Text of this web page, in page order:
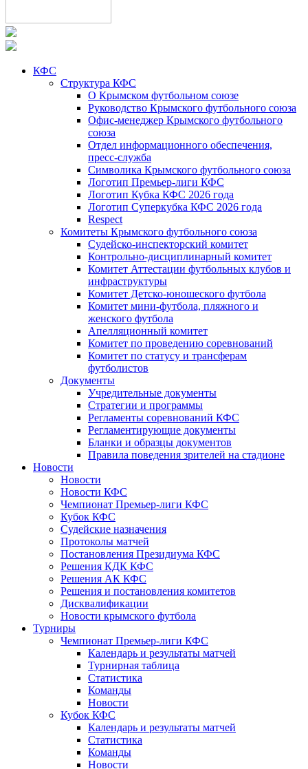
КФС
Структура КФС
О Крымском футбольном союзе
Руководство Крымского футбольного союза
Офис-менеджер Крымского футбольного
союза
Отдел информационного обеспечения,
пресс-служба
Символика Крымского футбольного союза
Логотип Премьер-лиги КФС
Логотип Кубка КФС 2026 года
Логотип Суперкубка КФС 2026 года
Respect
Комитеты Крымского футбольного союза
Судейско-инспекторский комитет
Контрольно-дисциплинарный комитет
Комитет Аттестации футбольных клубов и
инфраструктуры
Комитет Детско-юношеского футбола
Комитет мини-футбола, пляжного и
женского футбола
Апелляционный комитет
Комитет по проведению соревнований
Комитет по статусу и трансферам
футболистов
Документы
Учредительные документы
Стратегии и программы
Регламенты соревнований КФС
Регламентирующие документы
Бланки и образцы документов
Правила поведения зрителей на стадионе
Новости
Новости
Новости КФС
Чемпионат Премьер-лиги КФС
Кубок КФС
Судейские назначения
Протоколы матчей
Постановления Президиума КФС
Решения КДК КФС
Решения АК КФС
Решения и постановления комитетов
Дисквалификации
Новости крымского футбола
Турниры
Чемпионат Премьер-лиги КФС
Календарь и результаты матчей
Турнирная таблица
Статистика
Команды
Новости
Кубок КФС
Календарь и результаты матчей
Статистика
Команды
Новости